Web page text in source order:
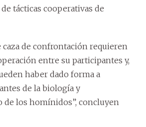
tácticas cooperativas de
caza de confrontación requieren
entre su participantes y,
haber dado forma a
de la biología y
los homínidos”, concluyen